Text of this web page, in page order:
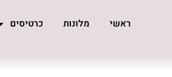
ראשי מלונות כרטיסים